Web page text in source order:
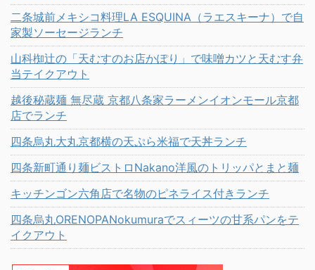
二条城前メキシコ料理LA ESQUINA（ラエスキーナ）で自
家製ソーセージランチ
山科椥辻の「天むすのお店かぽり」で味噌カツと天むす弁
当テイクアウト
越後秘蔵麺 無尽蔵 京都八条家ラーメンイオンモール京都
店でランチ
四条烏丸大丸京都横の天ぷら米福で天丼ランチ
四条新町通り麺ビストロNakano洋風のトリッパとまと麺
キッチンゴン六角店で名物のピネライス付きランチ
四条烏丸ORENOPANokumuraでスィーツの甘系パンをテ
イクアウト